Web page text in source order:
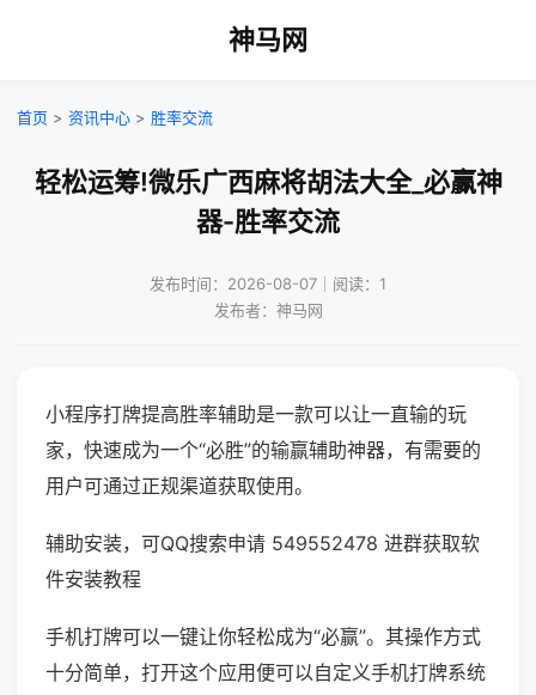
神马网
首页 > 资讯中心 > 胜率交流
轻松运筹!微乐广西麻将胡法大全_必赢神
器-胜率交流
发布时间：2026-08-07｜阅读：1
发布者：神马网
小程序打牌提高胜率辅助是一款可以让一直输的玩
家，快速成为一个“必胜”的输赢辅助神器，有需要的
用户可通过正规渠道获取使用。
辅助安装，可QQ搜索申请 549552478 进群获取软
件安装教程
手机打牌可以一键让你轻松成为“必赢”。其操作方式
十分简单，打开这个应用便可以自定义手机打牌系统